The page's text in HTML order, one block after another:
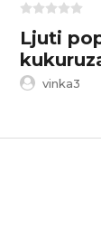
Ljuti
vinka3